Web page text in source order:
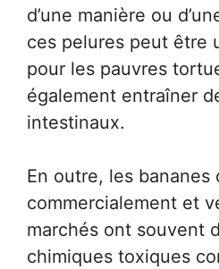
d’une manière ou
ces pelures peut être
pour les pauvres
également entraîner
intestinaux.
En outre, les
commercialement et
marchés ont souvent
chimiques toxiques